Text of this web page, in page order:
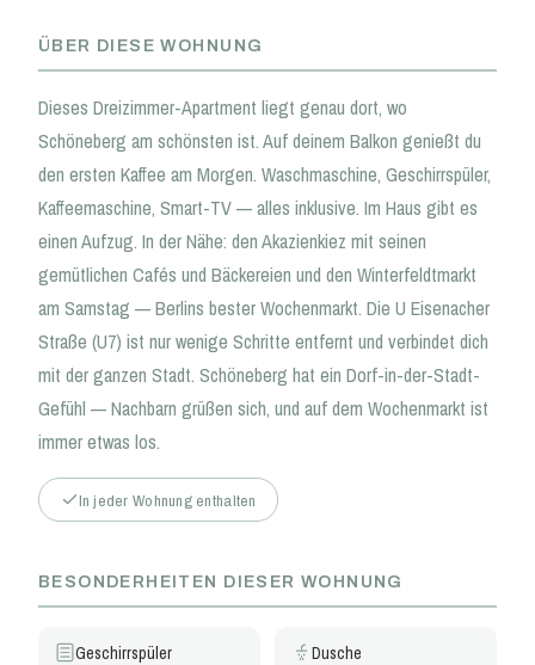
ÜBER DIESE WOHNUNG
Dieses Dreizimmer-Apartment liegt genau dort, wo
Schöneberg am schönsten ist. Auf deinem Balkon genießt du
den ersten Kaffee am Morgen. Waschmaschine, Geschirrspüler,
Kaffeemaschine, Smart-TV — alles inklusive. Im Haus gibt es
einen Aufzug. In der Nähe: den Akazienkiez mit seinen
gemütlichen Cafés und Bäckereien und den Winterfeldtmarkt
am Samstag — Berlins bester Wochenmarkt. Die U Eisenacher
Straße (U7) ist nur wenige Schritte entfernt und verbindet dich
mit der ganzen Stadt. Schöneberg hat ein Dorf-in-der-Stadt-
Gefühl — Nachbarn grüßen sich, und auf dem Wochenmarkt ist
immer etwas los.
In jeder Wohnung enthalten
BESONDERHEITEN DIESER WOHNUNG
Geschirrspüler Dusche